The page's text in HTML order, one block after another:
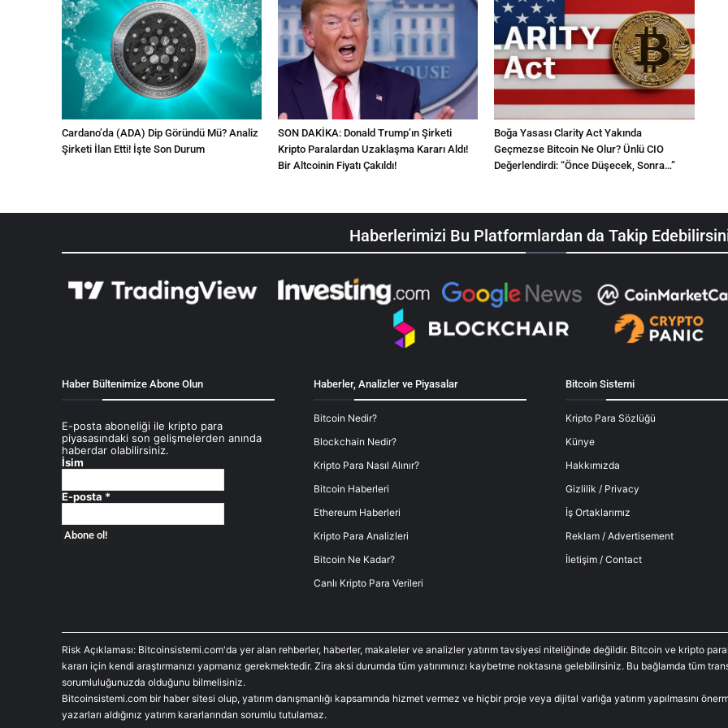
Cardano’da (ADA) Dip Göründü Mü? Analiz
Şirketi İlan Etti! İşte Son Durum
SON DAKİKA: Donald Trump’ın Şirketi
Kripto Paralardan Uzaklaşma Kararı Aldı!
Bir Altcoinin Fiyatı Çakıldı!
Boğa Yasası Clarity Act Yakında
Geçmezse Bitcoin Ne Olur? Ünlü CIO
Değerlendirdi: “Önce Düşecek, Sonra…”
Haberlerimizi Bu Platformlardan da Takip
Haber Bültenimize Abone Olun
E-posta aboneliği ile kripto para
piyasasındaki son gelişmelerden anında
haberdar olabilirsiniz.
İsim
E-posta *
Haberler, Analizler ve Piyasalar
Bitcoin Nedir?
Blockchain Nedir?
Kripto Para Nasıl Alınır?
Bitcoin Haberleri
Ethereum Haberleri
Kripto Para Analizleri
Bitcoin Ne Kadar?
Canlı Kripto Para Verileri
Bitcoin Sistemi
Kripto Para Sözlüğü
Künye
Hakkımızda
Gizlilik / Privacy
İş Ortaklarımız
Reklam / Advertisement
İletişim / Contact
Risk Açıklaması: Bitcoinsistemi.com'da yer alan rehberler, haberler, makaleler ve analizler yatırım tavsiyesi niteliğinde değildir. Bitcoin ve kripto
kararı için kendi araştırmanızı yapmanız gerekmektedir. Zira aksi durumda tüm yatırımınızı kaybetme noktasına gelebilirsiniz. Bu bağlamda tüm
sorumluluğunuzda olduğunu bilmelisiniz.
Bitcoinsistemi.com bir haber sitesi olup, yatırım danışmanlığı kapsamında hizmet vermez ve hiçbir proje veya dijital varlığa yatırım yapılmasını
yazarları aldığınız yatırım kararlarından sorumlu tutulamaz.